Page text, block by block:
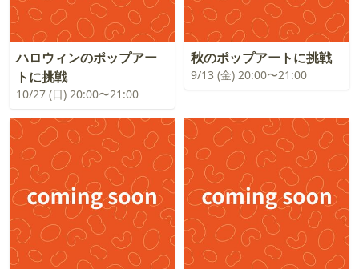
ハロウィンのポップアー
トに挑戦
10/27 (日) 20:00〜21:00
秋のポップアートに挑戦
9/13 (金) 20:00〜21:00